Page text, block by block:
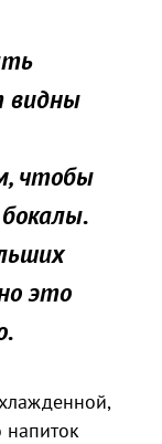
видны
чтобы
это